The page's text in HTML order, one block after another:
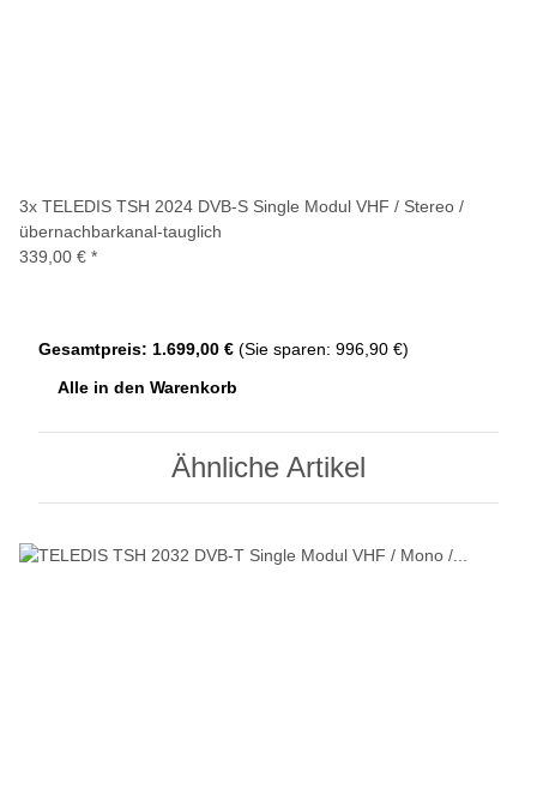
3x TELEDIS TSH 2024 DVB-S Single Modul VHF / Stereo /
übernachbarkanal-tauglich
339,00 € *
Gesamtpreis: 1.699,00 € (Sie sparen: 996,90 €)
Alle in den Warenkorb
Ähnliche Artikel